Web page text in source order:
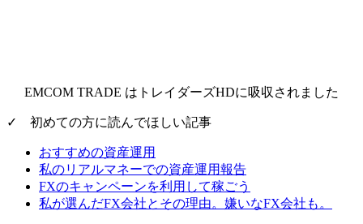
EMCOM TRADE はトレイダーズHDに吸収されました
✓ 初めての方に読んでほしい記事
おすすめの資産運用
私のリアルマネーでの資産運用報告
FXのキャンペーンを利用して稼ごう
私が選んだFX会社とその理由。嫌いなFX会社も。